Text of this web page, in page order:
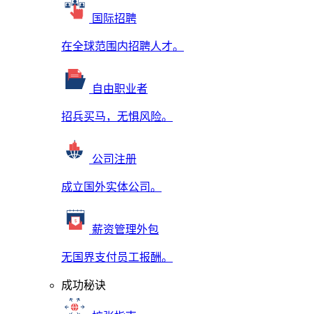
国际招聘
在全球范围内招聘人才。
自由职业者
招兵买马，无惧风险。
公司注册
成立国外实体公司。
薪资管理外包
无国界支付员工报酬。
成功秘诀